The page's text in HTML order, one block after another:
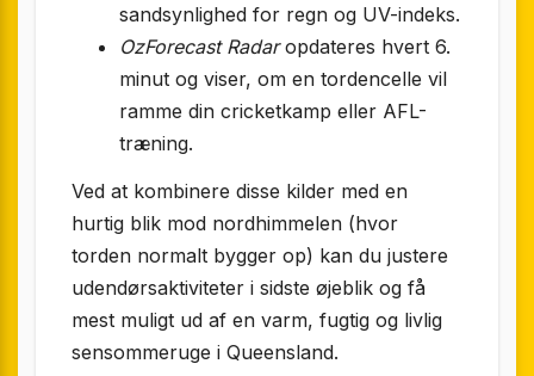
sandsynlighed for regn og UV-indeks.
OzForecast Radaropdateres hvert 6.
minut og viser, om en torden­celle vil
ramme din cricketkamp eller AFL-
træning.
Ved at kombinere disse kilder med en
hurtig blik mod nord­himmelen (hvor
torden normalt bygger op) kan du justere
udendørs­aktiviteter i sidste øjeblik og få
mest muligt ud af en varm, fugtig og livlig
sensommeruge i Queensland.